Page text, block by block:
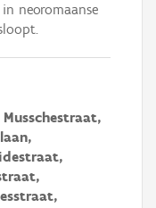
neoromaanse